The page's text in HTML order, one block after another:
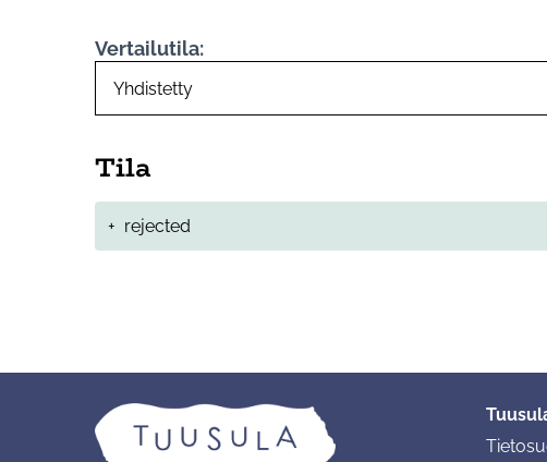
Vertailutila:
Tila
+ rejected